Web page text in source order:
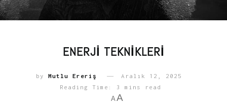
ENERJI TEKNIKLERI
by Mutlu Ereriş
Aralık 12, 2025
Reading Time: 3 mins read
A A